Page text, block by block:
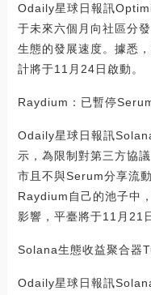
Odaily星球日報訊
于未來六個月向社區分
生態的發展速度。據悉
計將于11月24日啟動。
Raydium：已暫停
Odaily星球日報訊
示，為限制對第三方協
市且不與Serum分享流
Raydium自己的池子中
影響，平臺將于11月21
Solana生態收益聚合器
Odaily星球日報訊